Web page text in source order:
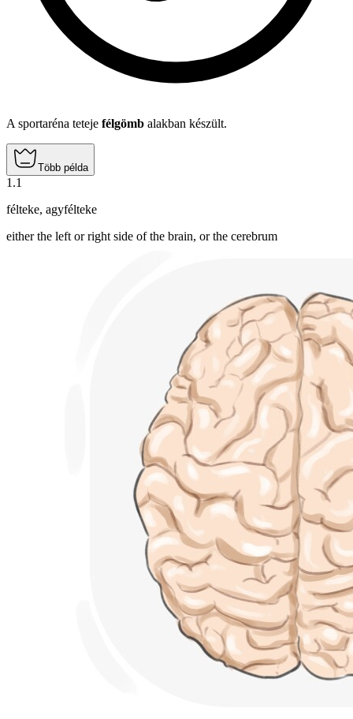
A sportaréna teteje félgömb alakban készült.
Több példa
1 .1
félteke, agyfélteke
either the left or right side of the brain, or the cerebrum